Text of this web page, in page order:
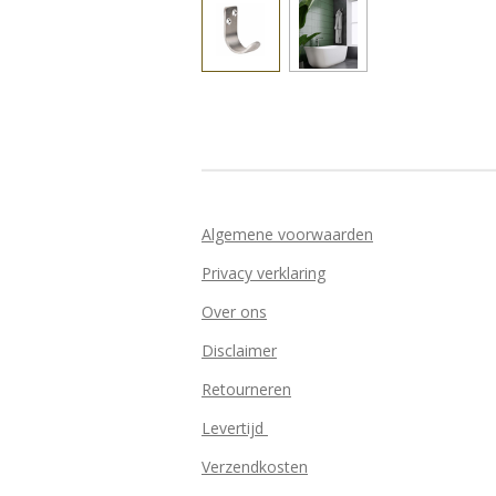
Algemene voorwaarden
Privacy verklaring
Over ons
Disclaimer
Retourneren
Levertijd
Verzendkosten